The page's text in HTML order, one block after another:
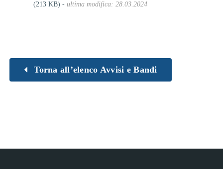
(213 KB) -ultima modifica: 28.03.2024
Torna all’elenco Avvisi e Bandi